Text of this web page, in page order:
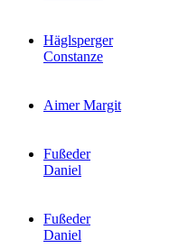
Häglsperger
Constanze
Aimer Margit
Fußeder
Daniel
Fußeder
Daniel